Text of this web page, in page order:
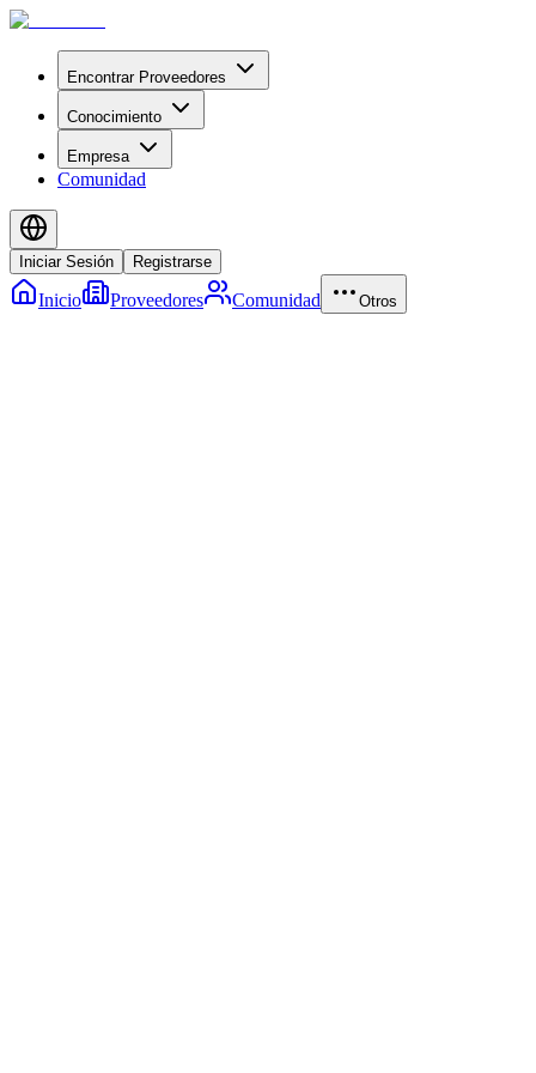
Encontrar Proveedores
Conocimiento
Empresa
Comunidad
Iniciar Sesión Registrarse
Inicio Proveedores Comunidad Otros